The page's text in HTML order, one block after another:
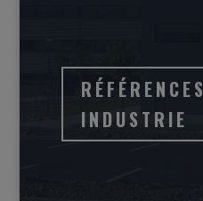
RÉFÉRENCES
INDUSTRIE